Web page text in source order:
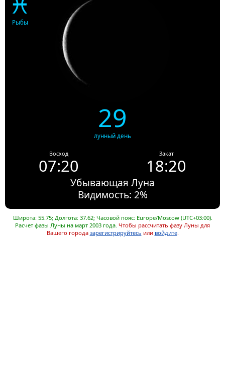
Рыбы
29
лунный день
Восход
07:20
Закат
18:20
Убывающая Луна
Видимость: 2%
Широта: 55.75; Долгота: 37.62; Часовой пояс: Europe/Moscow (UTC+03:00).
Расчет фазы Луны на март 2003 года. Чтобы рассчитать фазу Луны для
Вашего города зарегистрируйтесь или войдите.